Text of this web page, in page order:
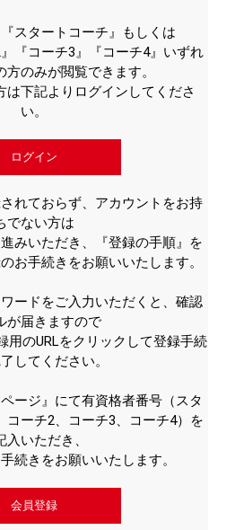
スタートコーチ』もしくは
『コーチ3』『コーチ4』いずれ
のみが閲覧できます。
は下記よりログインしてくださ
い。
ログイン
れておらず、アカウントをお持
でない方は
みいただき、『登録の手順』を
お手続きをお願いいたします。
ードをご入力いただくと、確認
が届きますので
用のURLをクリックして登録手続
してください。
ージ』にて有資格者番号（スタ
コーチ2、コーチ3、コーチ4）を
入いただき、
続きをお願いいたします。
会員登録